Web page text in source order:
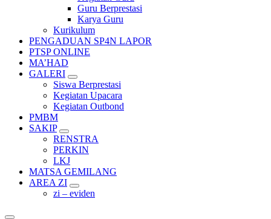
Guru Berprestasi
Karya Guru
Kurikulum
PENGADUAN SP4N LAPOR
PTSP ONLINE
MA’HAD
GALERI
Siswa Berprestasi
Kegiatan Upacara
Kegiatan Outbond
PMBM
SAKIP
RENSTRA
PERKIN
LKJ
MATSA GEMILANG
AREA ZI
zi – eviden